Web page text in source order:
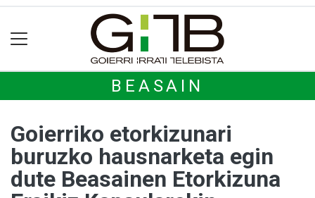
BEASAIN
Goierriko etorkizunari
buruzko hausnarketa egin
dute Beasainen Etorkizuna